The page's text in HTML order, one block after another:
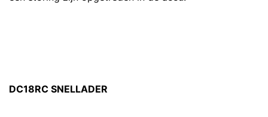
DC18RC SNELLADER